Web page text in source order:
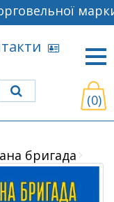
(0)
бригада